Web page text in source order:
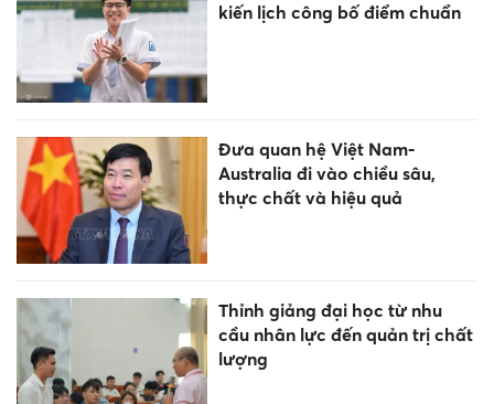
kiến lịch công bố điểm chuẩn
Đưa quan hệ Việt Nam-
Australia đi vào chiều sâu,
thực chất và hiệu quả
Thỉnh giảng đại học từ nhu
cầu nhân lực đến quản trị chất
lượng